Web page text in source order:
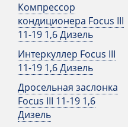
Компрессор
кондиционера Focus III
11-19 1,6 Дизель
Интеркуллер Focus III
11-19 1,6 Дизель
Дросельная заслонка
Focus III 11-19 1,6
Дизель